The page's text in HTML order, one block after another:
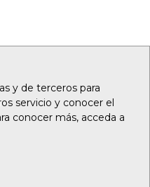
y de terceros para
servicio y conocer el
conocer más, acceda a